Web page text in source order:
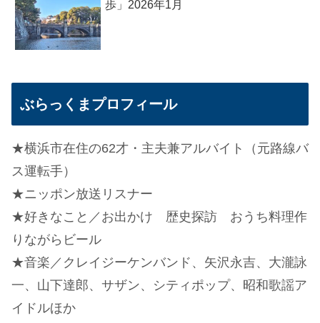
歩」2026年1月
ぶらっくまプロフィール
★横浜市在住の62才・主夫兼アルバイト（元路線バ
ス運転手）
★ニッポン放送リスナー
★好きなこと／お出かけ 歴史探訪 おうち料理作
りながらビール
★音楽／クレイジーケンバンド、矢沢永吉、大瀧詠
一、山下達郎、サザン、シティポップ、昭和歌謡ア
イドルほか